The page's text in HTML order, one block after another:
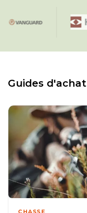
VANGUARD
Guides
CHASSE